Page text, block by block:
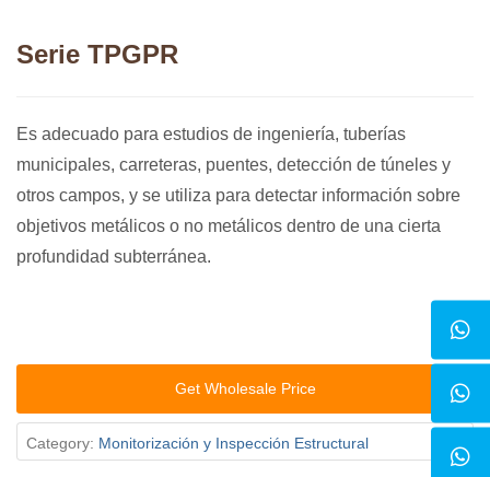
Serie TPGPR
Es adecuado para estudios de ingeniería, tuberías
municipales, carreteras, puentes, detección de túneles y
otros campos, y se utiliza para detectar información sobre
objetivos metálicos o no metálicos dentro de una cierta
profundidad subterránea.
Get Wholesale Price
Category: Monitorización y Inspección Estructural